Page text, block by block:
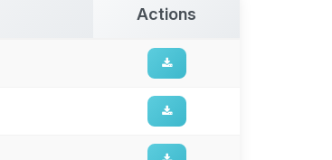
Actions